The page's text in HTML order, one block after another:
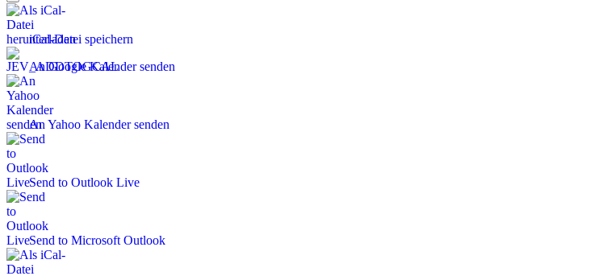
iCal-Datei speichern
An Google Kalender senden
An Yahoo Kalender senden
Send to Outlook Live
Send to Microsoft Outlook